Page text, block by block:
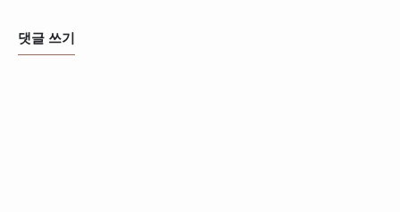
댓글 쓰기